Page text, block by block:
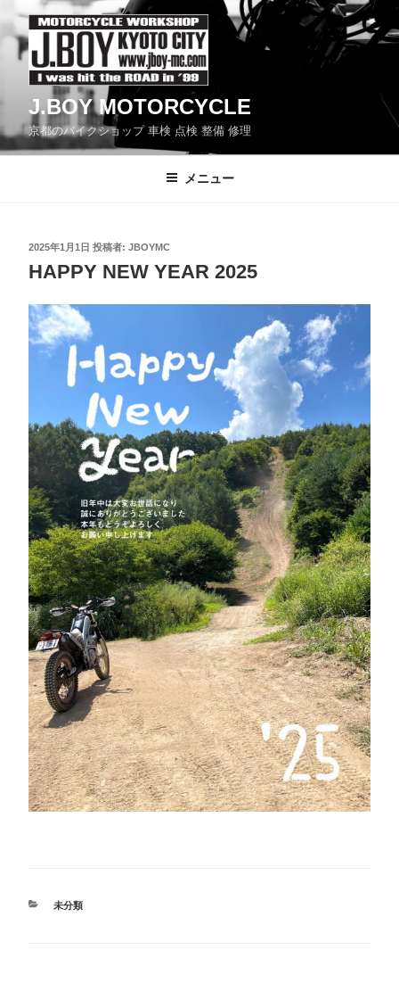
ン
へ
J.BOY MOTORCYCLE
京都のバイクショップ 車検 点検 整備 修理
メニュー
投
稿
日:
2025年1月1日 投稿者: JBOYMC
HAPPY NEW YEAR 2025
カ
未分類